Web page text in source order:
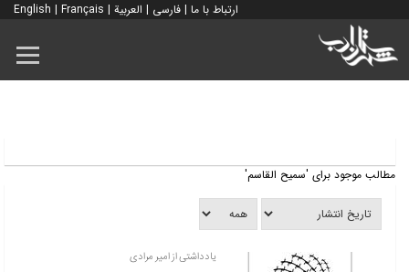
ارتباط با ما | فارسی | العربية |
English | Français
مطالب موجود برای 'سمیح القاسم'
یادداشتی از امیر مرادی